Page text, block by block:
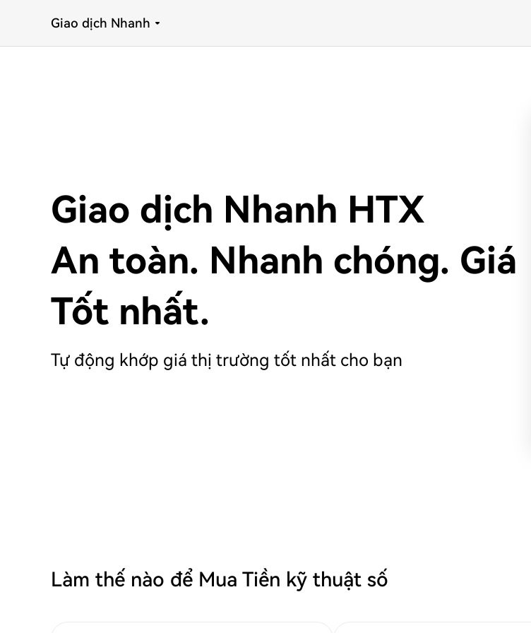
Giao dịch Nhanh
Giao dịch Nhanh HTX
An toàn. Nhanh chóng. Giá
Tốt nhất.
Tự động khớp giá thị trường tốt nhất cho bạn
Làm thế nào để Mua Tiền kỹ thuật số